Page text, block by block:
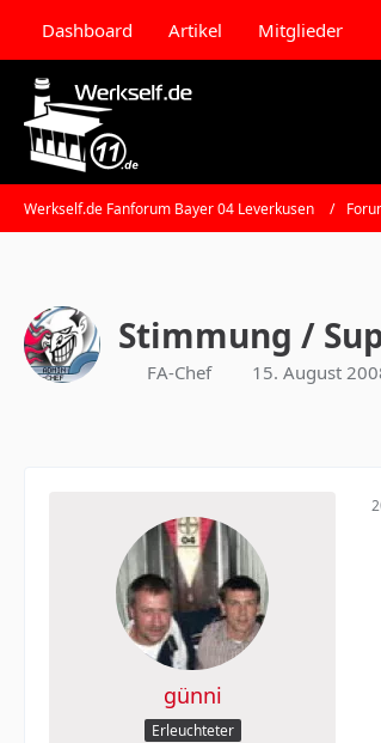
Dashboard Artikel Mitglieder
Werkself.de Fanforum Bayer 04 Leverkusen
Stimmung /
FA-Chef 15. August
günni
Erleuchteter